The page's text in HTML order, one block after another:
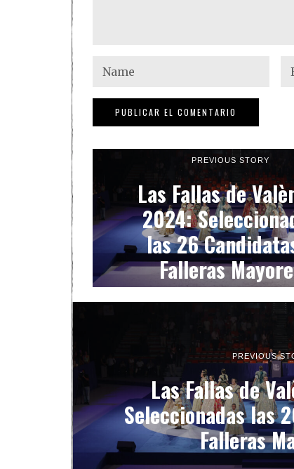
PREVIOUS STORY
Las Fallas de
2024:
las 26
Falleras
PREVIOUS
Las Fallas de
Seleccionadas las
Falleras